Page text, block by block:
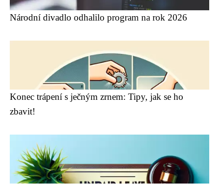
Národní divadlo odhalilo program na rok 2026
Konec trápení s ječným zrnem: Tipy, jak se ho
zbavit!